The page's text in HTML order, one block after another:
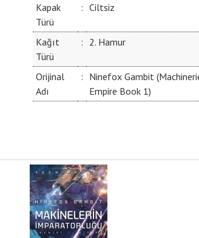
Kapak
Türü
: Ciltsiz
Kağıt
Türü
: 2. Hamur
Orijinal
Adı
: Ninefox Gambit
Empire Book 1)